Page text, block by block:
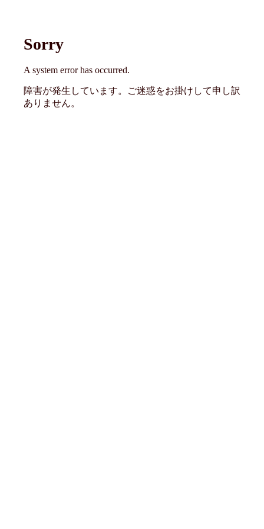
Sorry
A system error has occurred.
障害が発生しています。ご迷惑をお掛けして申し訳
ありません。